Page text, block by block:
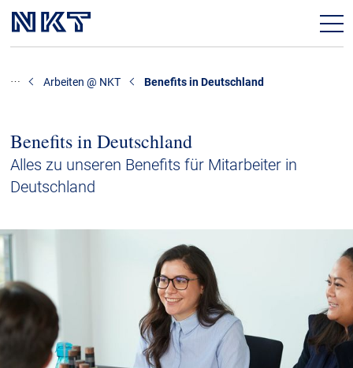
Karriere @ NKT
Benefits in Deutschland
Alles zu unseren Benefits für Mitarbeiter in
Deutschland
Arbeiten @ NKT Benefits in Deutschland